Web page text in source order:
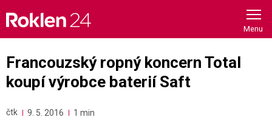
content
Francouzský ropný koncern Total
koupí výrobce baterií Saft
čtk 9. 5. 2016 1 min